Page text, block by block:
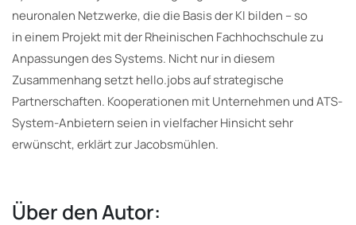
neuronalen Netzwerke, die die Basis der KI bilden – so
in einem Projekt mit der Rheinischen Fachhochschule zu
Anpassungen des Systems. Nicht nur in diesem
Zusammenhang setzt hello.jobs auf strategische
Partnerschaften. Kooperationen mit Unternehmen und ATS-
System-Anbietern seien in vielfacher Hinsicht sehr
erwünscht, erklärt zur Jacobsmühlen.
Über den Autor: